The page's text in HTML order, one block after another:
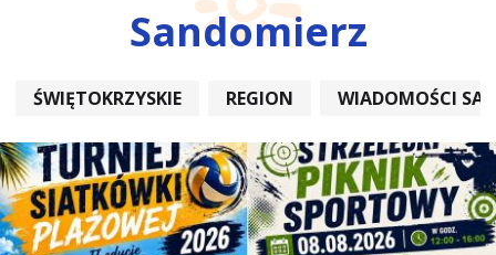
Sandomierz
ŚWIĘTOKRZYSKIE REGION WIADOMOŚCI